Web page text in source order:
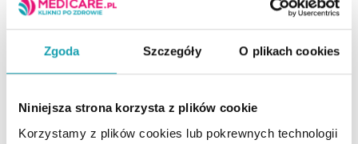
Zgoda Szczegóły O plikach cookies
Niniejsza strona korzysta z plików cookie
Korzystamy z plików cookies lub pokrewnych technologii
cewnik Nelatona
stosuje się w celu jednorazowego
został opracowany z myślą o
mężczyznach, u których stwierdzono przerost prostaty.
Cewnik — jak długo się go nosi?
Lekarz decyduje o tym, jak długo nosi się cewnik, mając na